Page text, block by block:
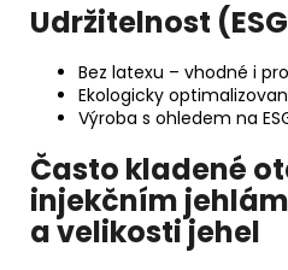
Udržitelnost
Bez latexu – vhodné i
Ekologicky
Výroba s ohledem na
Často kladené
injekčním
a velikosti jehel